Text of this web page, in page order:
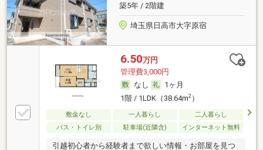
築5年 / 2階建
埼玉県日高市大字原宿
6.50万円
管理費3,000円
なし
1ヶ月
1階 / 1LDK（38.64m2）
敷金なし 一人暮らし
二人暮らし
バス・トイレ別
駐車場(近隣含) インターネット無料
引越初心者から経験者まで欲しい情報・お部屋を見つ